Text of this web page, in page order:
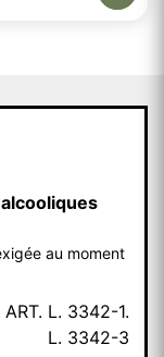
au moment
L. 3342-1.
L. 3342-3